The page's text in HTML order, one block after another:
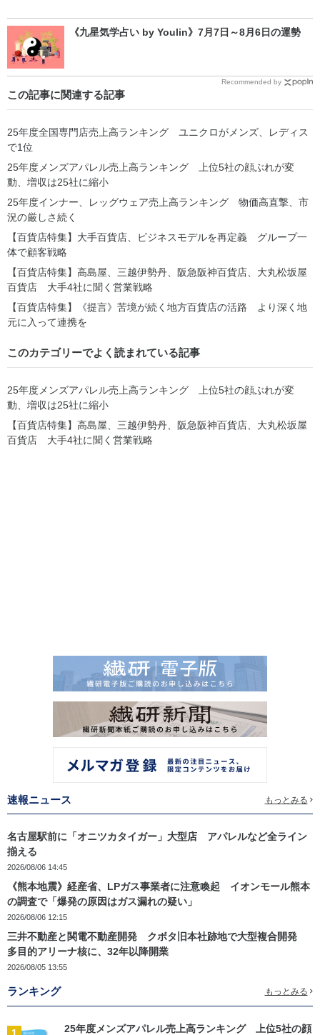
《九星気学占い by Youlin》7月7日～8月6日の運勢
Recommended by
この記事に関連する記事
25年度全国専門店売上高ランキング ユニクロがメンズ、レディス
で1位
25年度メンズアパレル売上高ランキング 上位5社の顔ぶれが変
動、増収は25社に縮小
25年度インナー、レッグウェア売上高ランキング 物価高直撃、市
況の厳しさ続く
【百貨店特集】大手百貨店、ビジネスモデルを再定義 グループ一
体で顧客戦略
【百貨店特集】高島屋、三越伊勢丹、阪急阪神百貨店、大丸松坂屋
百貨店 大手4社に聞く営業戦略
【百貨店特集】《提言》苦境が続く地方百貨店の活路 より深く地
元に入って連携を
このカテゴリーでよく読まれている記事
25年度メンズアパレル売上高ランキング 上位5社の顔ぶれが変
動、増収は25社に縮小
【百貨店特集】高島屋、三越伊勢丹、阪急阪神百貨店、大丸松坂屋
百貨店 大手4社に聞く営業戦略
速報ニュース もっとみる
名古屋駅前に「オニツカタイガー」大型店 アパレルなど全ライン
揃える
2026/08/06 14:45
《熊本地震》経産省、LPガス事業者に注意喚起 イオンモール熊本
の調査で「爆発の原因はガス漏れの疑い」
2026/08/06 12:15
三井不動産と関電不動産開発 クボタ旧本社跡地で大型複合開発
多目的アリーナ核に、32年以降開業
2026/08/05 13:55
ランキング もっとみる
25年度メンズアパレル売上高ランキング 上位5社の顔